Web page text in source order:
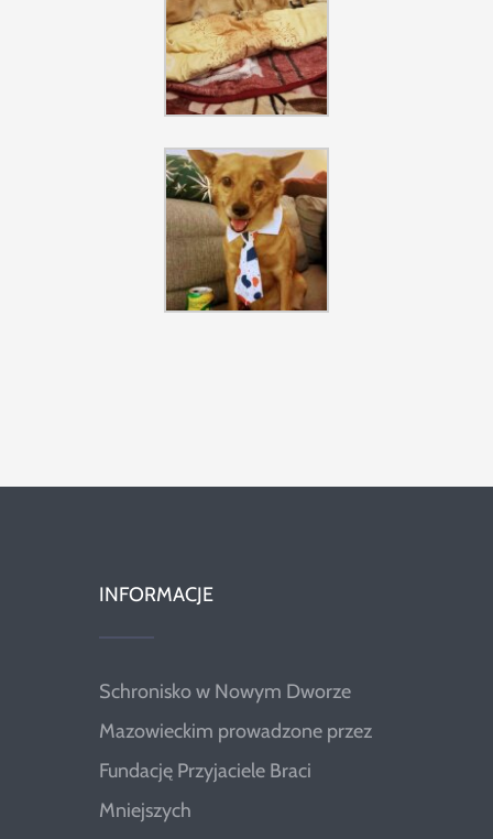
INFORMACJE
Schronisko w Nowym Dworze
Mazowieckim prowadzone przez
Fundację Przyjaciele Braci
Mniejszych